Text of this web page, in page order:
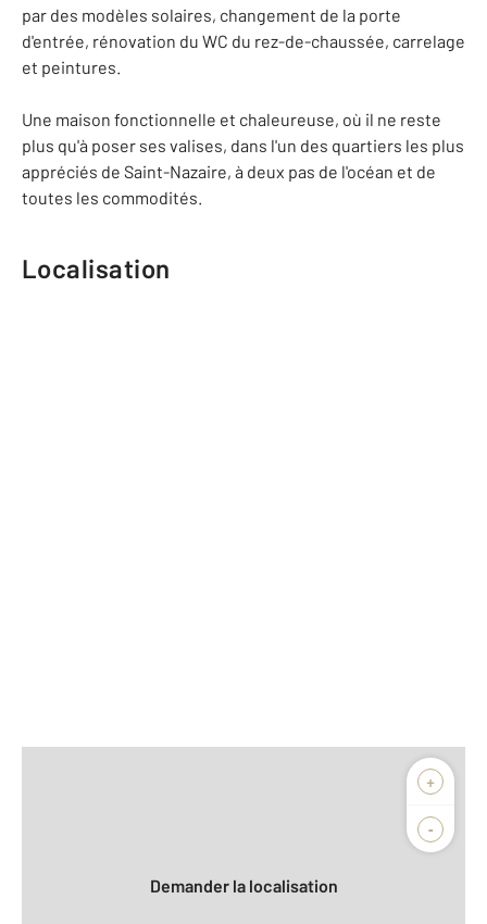
par des modèles solaires, changement de la porte
d'entrée, rénovation du WC du rez-de-chaussée, carrelage
et peintures.
Une maison fonctionnelle et chaleureuse, où il ne reste
plus qu'à poser ses valises, dans l'un des quartiers les plus
appréciés de Saint-Nazaire, à deux pas de l'océan et de
toutes les commodités.
Localisation
+
-
Biens vendus
Demander la localisation